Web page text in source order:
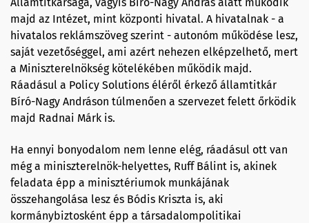
majd az Intézet, mint központi hivatal. A hivatalnak - a
hivatalos reklámszöveg szerint - autonóm működése lesz,
saját vezetőséggel, ami azért nehezen elképzelhető, mert
a Miniszterelnökség kötelékében működik majd.
Ráadásul a Policy Solutions éléről érkező államtitkár
Bíró-Nagy Andráson túlmenően a szervezet felett őrködik
majd Radnai Márk is.
Ha ennyi bonyodalom nem lenne elég, ráadásul ott van
még a miniszterelnök-helyettes, Ruff Bálint is, akinek
feladata épp a minisztériumok munkájának
összehangolása lesz és Bódis Kriszta is, aki
kormánybiztosként épp a társadalompolitikai